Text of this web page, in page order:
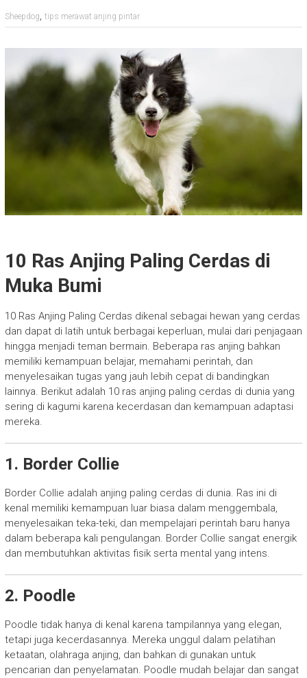
Sheepdog, tips merawat anjing pintar
10 Ras Anjing Paling Cerdas di
Muka Bumi
10 Ras Anjing Paling Cerdas dikenal sebagai hewan yang cerdas
dan dapat di latih untuk berbagai keperluan, mulai dari penjagaan
hingga menjadi teman bermain. Beberapa ras anjing bahkan
memiliki kemampuan belajar, memahami perintah, dan
menyelesaikan tugas yang jauh lebih cepat di bandingkan
lainnya. Berikut adalah 10 ras anjing paling cerdas di dunia yang
sering di kagumi karena kecerdasan dan kemampuan adaptasi
mereka.
1. Border Collie
Border Collie adalah anjing paling cerdas di dunia. Ras ini di
kenal memiliki kemampuan luar biasa dalam menggembala,
menyelesaikan teka-teki, dan mempelajari perintah baru hanya
dalam beberapa kali pengulangan. Border Collie sangat energik
dan membutuhkan aktivitas fisik serta mental yang intens.
2. Poodle
Poodle tidak hanya di kenal karena tampilannya yang elegan,
tetapi juga kecerdasannya. Mereka unggul dalam pelatihan
ketaatan, olahraga anjing, dan bahkan di gunakan untuk
pencarian dan penyelamatan. Poodle mudah belajar dan sangat